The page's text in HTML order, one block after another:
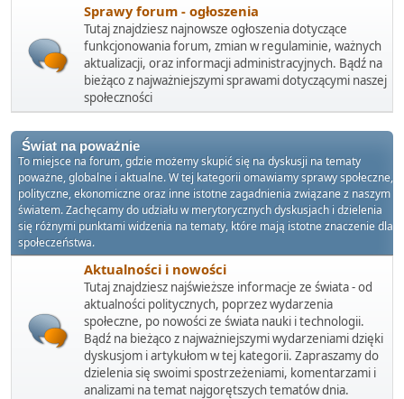
Sprawy forum - ogłoszenia
Tutaj znajdziesz najnowsze ogłoszenia dotyczące
funkcjonowania forum, zmian w regulaminie, ważnych
aktualizacji, oraz informacji administracyjnych. Bądź na
bieżąco z najważniejszymi sprawami dotyczącymi naszej
społeczności
Świat na poważnie
To miejsce na forum, gdzie możemy skupić się na dyskusji na tematy
poważne, globalne i aktualne. W tej kategorii omawiamy sprawy społeczne,
polityczne, ekonomiczne oraz inne istotne zagadnienia związane z naszym
światem. Zachęcamy do udziału w merytorycznych dyskusjach i dzielenia
się różnymi punktami widzenia na tematy, które mają istotne znaczenie dla
społeczeństwa.
Aktualności i nowości
Tutaj znajdziesz najświeższe informacje ze świata - od
aktualności politycznych, poprzez wydarzenia
społeczne, po nowości ze świata nauki i technologii.
Bądź na bieżąco z najważniejszymi wydarzeniami dzięki
dyskusjom i artykułom w tej kategorii. Zapraszamy do
dzielenia się swoimi spostrzeżeniami, komentarzami i
analizami na temat najgorętszych tematów dnia.